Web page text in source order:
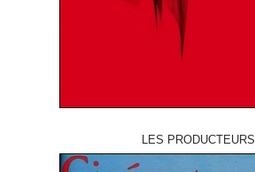
LES PRODUCTEURS